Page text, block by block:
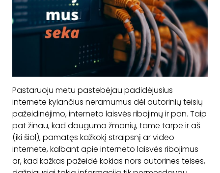
Pastaruoju metu pastebėjau padidėjusius
internete kylančius neramumus dėl autorinių teisių
pažeidinėjimo, interneto laisvės ribojimų ir pan. Taip
pat žinau, kad dauguma žmonių, tame tarpe ir aš
(iki šiol), pamatęs kažkokį straipsnį ar video
internete, kalbant apie interneto laisvės ribojimus
ar, kad kažkas pažeidė kokias nors autorines teises,